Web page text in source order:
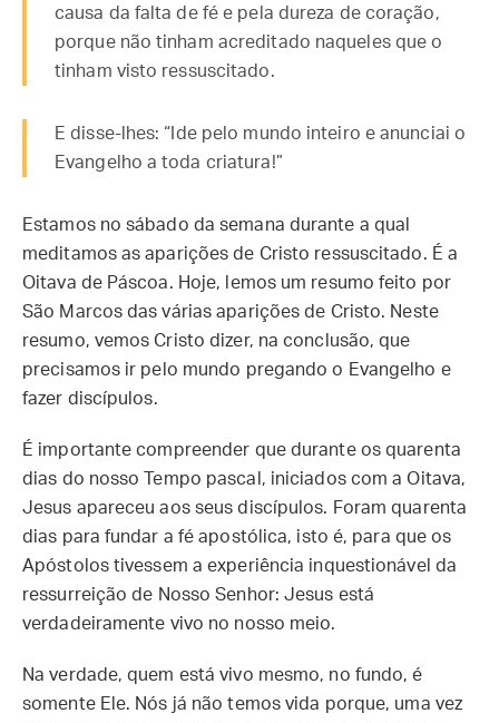
causa da falta de fé e pela dureza de coração,
porque não tinham acreditado naqueles que o
tinham visto ressuscitado.
E disse-lhes: “Ide pelo mundo inteiro e anunciai o
Evangelho a toda criatura!”
Estamos no sábado da semana durante a qual
meditamos as aparições de Cristo ressuscitado. É a
Oitava de Páscoa. Hoje, lemos um resumo feito por
São Marcos das várias aparições de Cristo. Neste
resumo, vemos Cristo dizer, na conclusão, que
precisamos ir pelo mundo pregando o Evangelho e
fazer discípulos.
É importante compreender que durante os quarenta
dias do nosso Tempo pascal, iniciados com a Oitava,
Jesus apareceu aos seus discípulos. Foram quarenta
dias para fundar a fé apostólica, isto é, para que os
Apóstolos tivessem a experiência inquestionável da
ressurreição de Nosso Senhor: Jesus está
verdadeiramente vivo no nosso meio.
Na verdade, quem está vivo mesmo, no fundo, é
somente Ele. Nós já não temos vida porque, uma vez